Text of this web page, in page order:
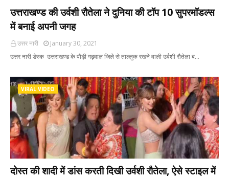
उत्तराखण्ड की उर्वशी रौतेला ने दुनिया की टॉप 10 सुपरमॉडल्स
में बनाई अपनी जगह
उत्तर नारी
January 30, 2021
उत्तर नारी डेस्क उत्तराखण्ड के पौड़ी गढ़वाल जिले से ताल्लुक रखने वाली उर्वशी रौतेला ब…
VIRAL VIDEO
दोस्त की शादी में डांस करती दिखी उर्वशी रौतेला, ऐसे स्टाइल में